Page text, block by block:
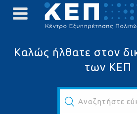
Καλώς ήλθατε στον
των ΚΕΠ
Αναζητήστε